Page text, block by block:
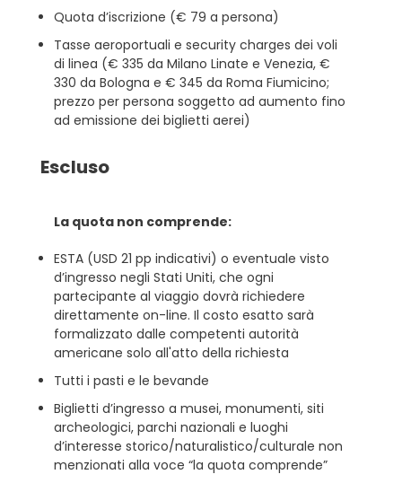
Quota d’iscrizione (€ 79 a persona)
Tasse aeroportuali e security charges dei voli
di linea (€ 335 da Milano Linate e Venezia, €
330 da Bologna e € 345 da Roma Fiumicino;
prezzo per persona soggetto ad aumento fino
ad emissione dei biglietti aerei)
Escluso
La quota non comprende:
ESTA (USD 21 pp indicativi) o eventuale visto
d’ingresso negli Stati Uniti, che ogni
partecipante al viaggio dovrà richiedere
direttamente on-line. Il costo esatto sarà
formalizzato dalle competenti autorità
americane solo all'atto della richiesta
Tutti i pasti e le bevande
Biglietti d’ingresso a musei, monumenti, siti
archeologici, parchi nazionali e luoghi
d’interesse storico/naturalistico/culturale non
menzionati alla voce “la quota comprende”